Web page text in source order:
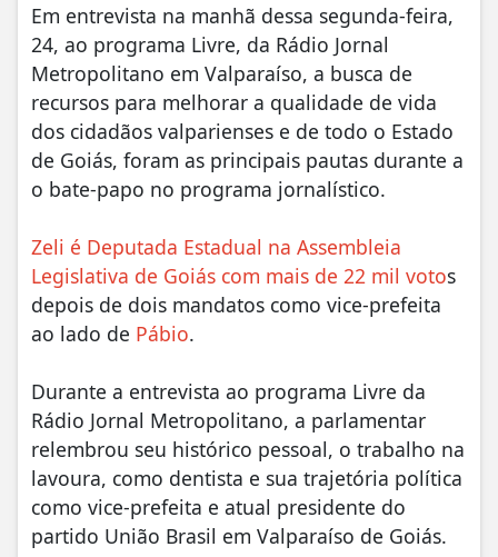
Em entrevista na manhã dessa segunda-feira,
24, ao programa Livre, da Rádio Jornal
Metropolitano em Valparaíso, a busca de
recursos para melhorar a qualidade de vida
dos cidadãos valparienses e de todo o Estado
de Goiás, foram as principais pautas durante a
o bate-papo no programa jornalístico.
Zeli é Deputada Estadual na Assembleia
Legislativa de Goiás com mais de 22 mil votos
depois de dois mandatos como vice-prefeita
ao lado de Pábio.
Durante a entrevista ao programa Livre da
Rádio Jornal Metropolitano, a parlamentar
relembrou seu histórico pessoal, o trabalho na
lavoura, como dentista e sua trajetória política
como vice-prefeita e atual presidente do
partido União Brasil em Valparaíso de Goiás.